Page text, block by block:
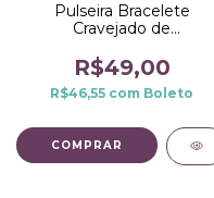
Pulseira Bracelete
Cravejado de
R$49,00
R$46,55 com Boleto